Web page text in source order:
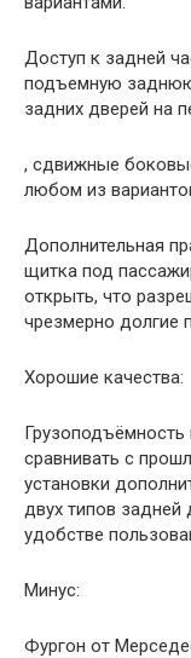
Доступ к задней
подъемную
задних дверей на
, сдвижные
любом из
Дополнительная
щитка под
открыть, что
чрезмерно долгие
Хорошие качества:
сравнивать с
установки
двух типов задней
удобстве
Минус:
Фургон от